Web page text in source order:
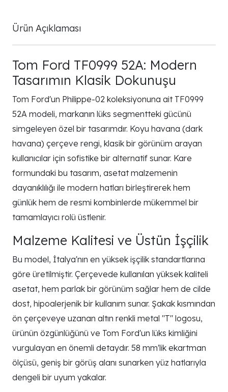
Ürün Açıklaması
Tom Ford TF0999 52A: Modern
Tasarımın Klasik Dokunuşu
Tom Ford'un Philippe-02 koleksiyonuna ait TF0999
52A modeli, markanın lüks segmentteki gücünü
simgeleyen özel bir tasarımdır. Koyu havana (dark
havana) çerçeve rengi, klasik bir görünüm arayan
kullanıcılar için sofistike bir alternatif sunar. Kare
formundaki bu tasarım, asetat malzemenin
dayanıklılığı ile modern hatları birleştirerek hem
günlük hem de resmi kombinlerde mükemmel bir
tamamlayıcı rolü üstlenir.
Malzeme Kalitesi ve Üstün İşçilik
Bu model, İtalya'nın en yüksek işçilik standartlarına
göre üretilmiştir. Çerçevede kullanılan yüksek kaliteli
asetat, hem parlak bir görünüm sağlar hem de cilde
dost, hipoalerjenik bir kullanım sunar. Şakak kısmından
ön çerçeveye uzanan altın renkli metal "T" logosu,
ürünün özgünlüğünü ve Tom Ford'un lüks kimliğini
vurgulayan en önemli detaydır. 58 mm'lik ekartman
ölçüsü, geniş bir görüş alanı sunarken yüz hatlarıyla
dengeli bir uyum yakalar.